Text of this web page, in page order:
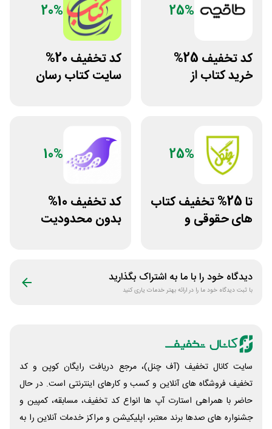
25%
کد تخفیف 25%
خرید کتاب از
20%
کد تخفیف 20%
سایت کتاب رسان
25%
تا 25% تخفیف کتاب
های حقوقی و
10%
کد تخفیف 10%
بدون محدودیت
دیدگاه خود را با ما به اشتراک بگذارید
با ثبت دیدگاه خود ما را در ارائه بهتر خدمات یاری کنید
سایت کانال تخفیف (آف چنل)، مرجع دریافت رایگان کوپن و کد
تخفیف فروشگاه های آنلاین و کسب و‌ کارهای اینترنتی است. در حال
حاضر با همراهی استارت آپ ها انواع کد تخفیف، مسابقه، کمپین و
جشنواره های صدها برند معتبر، اپلیکیشن و مراکز خدمات آنلاین را به